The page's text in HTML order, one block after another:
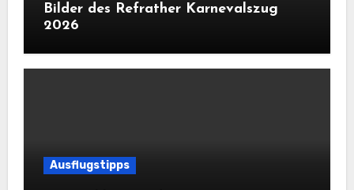
Bilder des Refrather Karnevalszug
2026
Ausflugstipps